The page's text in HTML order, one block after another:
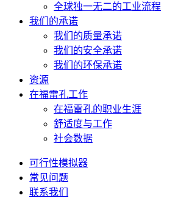
全球独一无二的工业流程
我们的承诺
我们的质量承诺
我们的安全承诺
我们的环保承诺
资源
在福雷孔工作
在福雷孔的职业生涯
舒适度与工作
社会数据
可行性模拟器
常见问题
联系我们